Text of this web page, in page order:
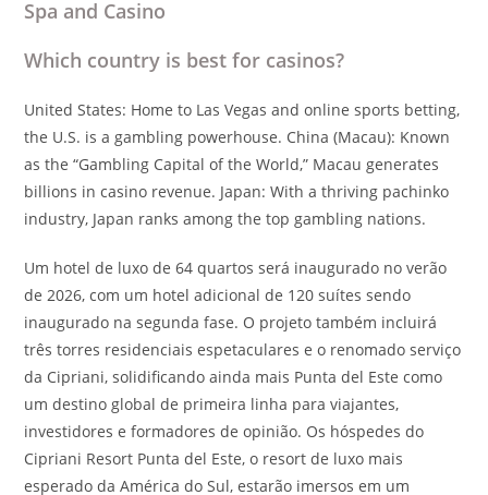
Spa and Casino
Which country is best for casinos?
United States: Home to Las Vegas and online sports betting,
the U.S. is a gambling powerhouse. China (Macau): Known
as the “Gambling Capital of the World,” Macau generates
billions in casino revenue. Japan: With a thriving pachinko
industry, Japan ranks among the top gambling nations.
Um hotel de luxo de 64 quartos será inaugurado no verão
de 2026, com um hotel adicional de 120 suítes sendo
inaugurado na segunda fase. O projeto também incluirá
três torres residenciais espetaculares e o renomado serviço
da Cipriani, solidificando ainda mais Punta del Este como
um destino global de primeira linha para viajantes,
investidores e formadores de opinião. Os hóspedes do
Cipriani Resort Punta del Este, o resort de luxo mais
esperado da América do Sul, estarão imersos em um